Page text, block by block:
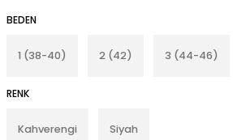
BEDEN
1 (38-40) 2 (42) 3 (44-46)
RENK
Kahverengi Siyah